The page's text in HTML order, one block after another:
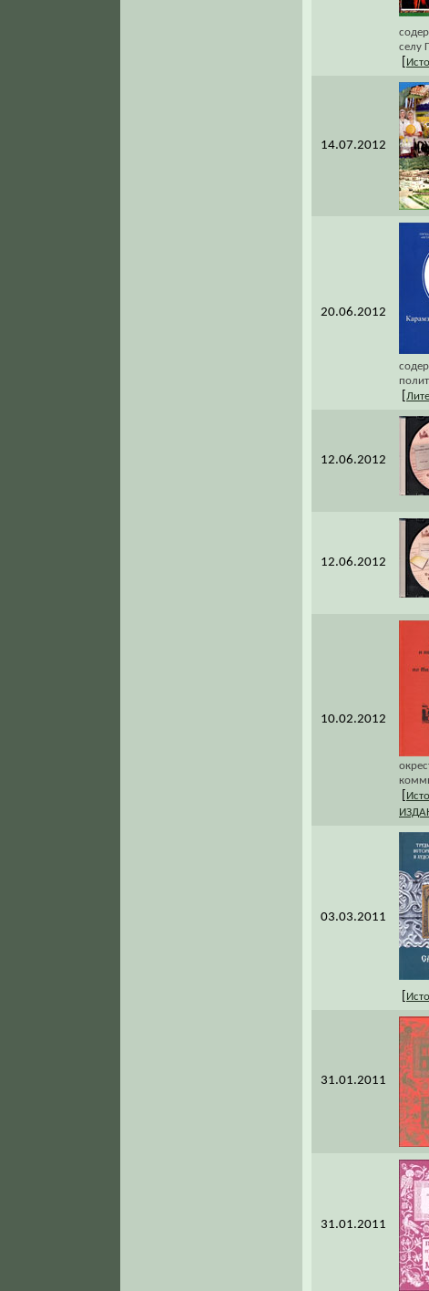
селу
14.07.2012
20.06.2012
12.06.2012
12.06.2012
10.02.2012
03.03.2011
31.01.2011
31.01.2011